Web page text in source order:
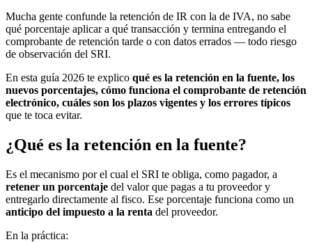
Mucha gente confunde la retención de IR con la de IVA, no sabe
qué porcentaje aplicar a qué transacción y termina entregando el
comprobante de retención tarde o con datos errados — todo riesgo
de observación del SRI.
En esta guía 2026 te explico qué es la retención en la fuente, los
nuevos porcentajes, cómo funciona el comprobante de retención
electrónico, cuáles son los plazos vigentes y los errores típicos
que te toca evitar.
¿Qué es la retención en la fuente?
Es el mecanismo por el cual el SRI te obliga, como pagador, a
retener un porcentaje del valor que pagas a tu proveedor y
entregarlo directamente al fisco. Ese porcentaje funciona como un
anticipo del impuesto a la renta del proveedor.
En la práctica: